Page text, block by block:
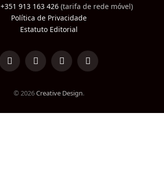
+351 913 163 426(tarifa de rede móvel)
Política de Privacidade
Estatuto Editorial
LinkedInFacebookInstagramTikTok
© 2026Creative Design.